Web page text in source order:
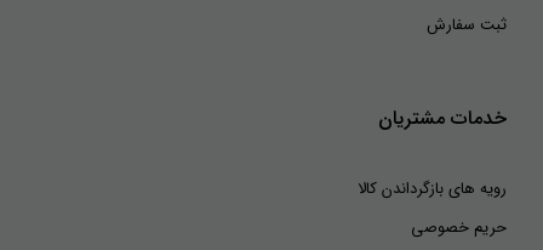
ثبت سفارش
خدمات مشتریان
رویه های بازگرداندن کالا
حریم خصوصی